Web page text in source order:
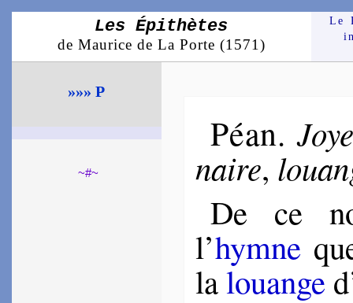
Les Épithètes
de Maurice de La Porte (1571)
Le
»»» P
~#~
Péan.
naire,
De ce
l’hymne
lalouange